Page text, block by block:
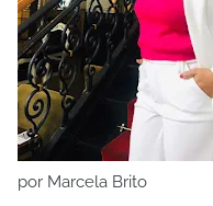
por Marcela Brito